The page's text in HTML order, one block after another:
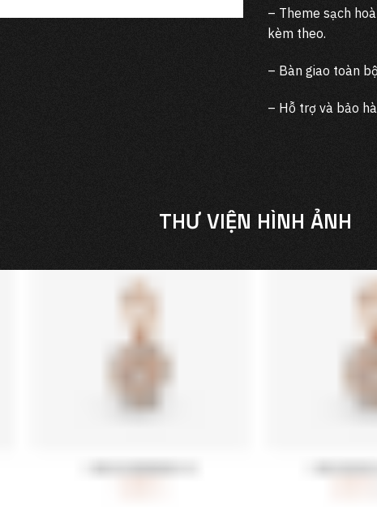
– Theme sạch
kèm theo.
– Bàn giao toàn
– Hỗ trợ và bảo
THƯ VIỆN HÌNH ẢNH